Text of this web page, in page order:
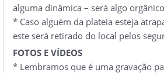
alguma dinâmica – será algo
* Caso alguém da plateia esteja
este será retirado do local pelos
FOTOS E VÍDEOS
* Lembramos que é uma gravação